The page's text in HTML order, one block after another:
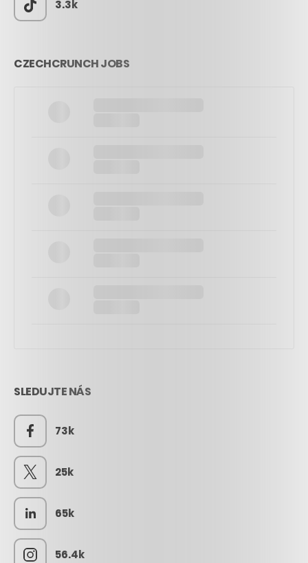
3.3k
CZECHCRUNCH JOBS
SLEDUJTE NÁS
73k
25k
65k
56.4k